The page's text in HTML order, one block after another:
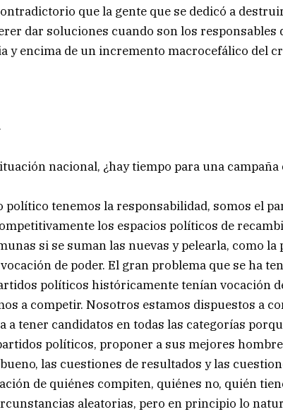
que la gente que se dedicó a
dar soluciones cuando son los responsables
y encima de un incremento macrocefálico del
nacional, ¿hay tiempo para una
político tenemos la responsabilidad, somos el
los espacios políticos de
si se suman las nuevas y pelearla, como
de poder. El gran problema que se ha
políticos históricamente tenían vocación
a competir. Nosotros estamos dispuestos a
a tener candidatos en todas las categorías
políticos, proponer a sus mejores
las cuestiones de resultados y las
de quiénes compiten, quiénes no, quién
aleatorias, pero en principio lo